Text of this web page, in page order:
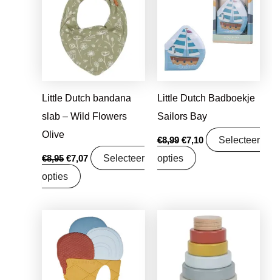
Little Dutch bandana
slab – Wild Flowers
Olive
€8,95
was:
€8,95.
€7,07
€7,07.
Selecteer
opties
Little Dutch Badboekje
Sailors Bay
€8,99 €7,10
€7,10.
Selecteer
opties
Oorspronkelijke
prijs
was:
€8,99.
Huidige
prijs
is:
€7,50.
Oorspronkelijke
prijs
was:
€15,99.
Huidige
prijs
€12,63.